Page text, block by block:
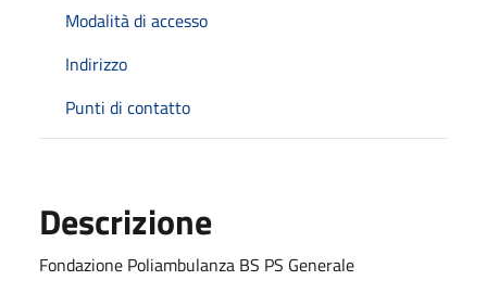
Modalità di accesso
Indirizzo
Punti di contatto
Descrizione
Fondazione Poliambulanza BS PS Generale